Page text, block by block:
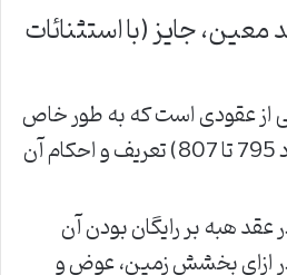
جایز (با استثنائات
از عقودی است که به طور خاص
در قانون مدنی (مواد 795 تا 807) تعریف و احکام آن
عقد هبه بر رایگان بودن آن
ازای بخشش زمین، عوض و